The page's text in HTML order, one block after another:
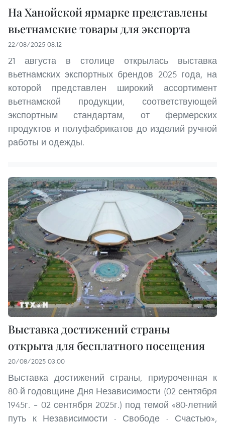
На Ханойской ярмарке представлены
вьетнамские товары для экспорта
22/08/2025 08:12
21 августа в столице открылась выставка
вьетнамских экспортных брендов 2025 года, на
которой представлен широкий ассортимент
вьетнамской продукции, соответствующей
экспортным стандартам, от фермерских
продуктов и полуфабрикатов до изделий ручной
работы и одежды.
Выставка достижений страны
открыта для бесплатного посещения
20/08/2025 03:00
Выставка достижений страны, приуроченная к
80-й годовщине Дня Независимости (02 сентября
1945г. – 02 сентября 2025г.) под темой «80-летний
путь к Независимости - Свободе - Счастью»,